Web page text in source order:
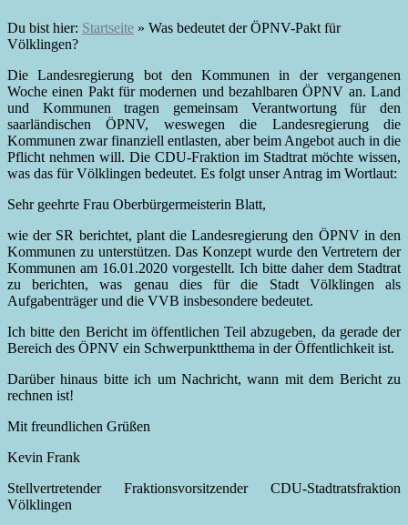
Du bist hier: Startseite » Was bedeutet der ÖPNV-Pakt für
Völklingen?
Die Landesregierung bot den Kommunen in der vergangenen
Woche einen Pakt für modernen und bezahlbaren ÖPNV an. Land
und Kommunen tragen gemeinsam Verantwortung für den
saarländischen ÖPNV, weswegen die Landesregierung die
Kommunen zwar finanziell entlasten, aber beim Angebot auch in die
Pflicht nehmen will. Die CDU-Fraktion im Stadtrat möchte wissen,
was das für Völklingen bedeutet. Es folgt unser Antrag im Wortlaut:
Sehr geehrte Frau Oberbürgermeisterin Blatt,
wie der SR berichtet, plant die Landesregierung den ÖPNV in den
Kommunen zu unterstützen. Das Konzept wurde den Vertretern der
Kommunen am 16.01.2020 vorgestellt. Ich bitte daher dem Stadtrat
zu berichten, was genau dies für die Stadt Völklingen als
Aufgabenträger und die VVB insbesondere bedeutet.
Ich bitte den Bericht im öffentlichen Teil abzugeben, da gerade der
Bereich des ÖPNV ein Schwerpunktthema in der Öffentlichkeit ist.
Darüber hinaus bitte ich um Nachricht, wann mit dem Bericht zu
rechnen ist!
Mit freundlichen Grüßen
Kevin Frank
Stellvertretender Fraktionsvorsitzender CDU-Stadtratsfraktion
Völklingen